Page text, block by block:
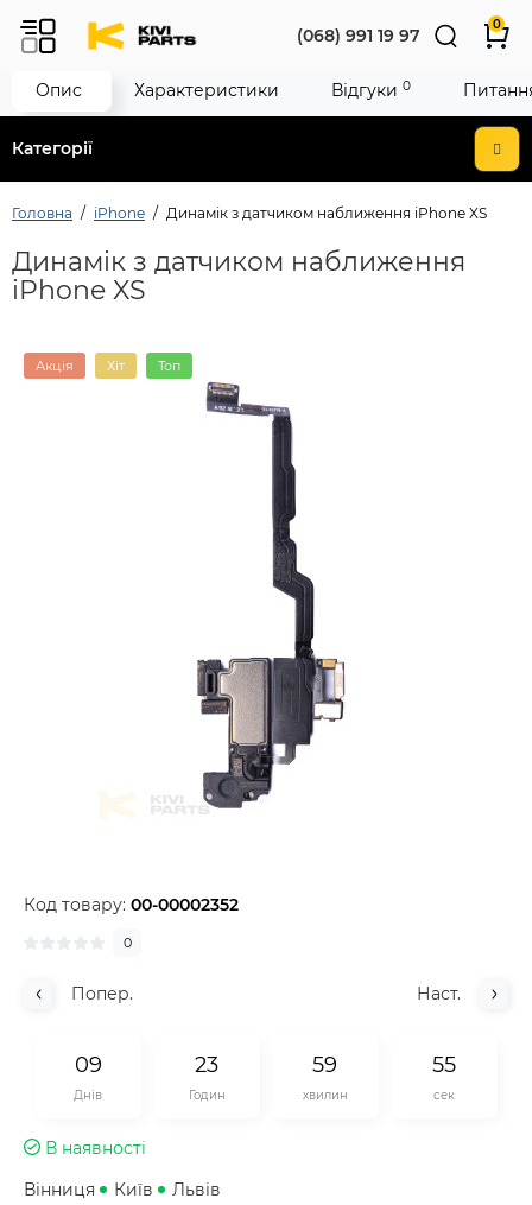
Категорії
(068) 991 19 97
0
Головна iPhone Динамік з датчиком наближення iPhone XS
Динамік з датчиком наближення
iPhone XS
Акція Хіт Топ
Код товару: 00-00002352
0
Попер. Наст.
09
Днів
23
Годин
59
хвилин
54
сек
В наявності
Вінниця
Київ Львів
Опис Характеристики Відгуки 0